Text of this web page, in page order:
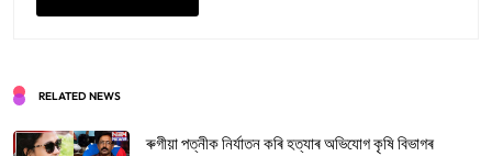
RELATED NEWS
ৰুগীয়া পত্নীক নিৰ্যাতন কৰি হত্যাৰ অভিযোগ কৃষি বিভাগৰ